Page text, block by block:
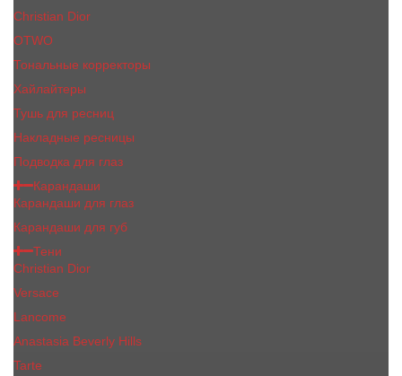
Сhristiаn Diоr
OTWO
Тональные корректоры
Хайлайтеры
Тушь для ресниц
Накладные ресницы
Подводка для глаз
Карандаши
Карандаши для глаз
Карандаши для губ
Тени
Christian Dior
Versace
Lancome
Anastasia Beverly Hills
Tarte